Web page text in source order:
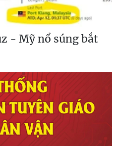
- Mỹ nổ súng bắt